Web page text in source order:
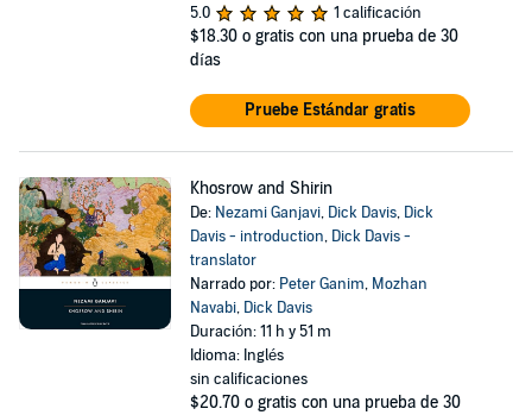
5.0
1 calificación
$18.30 o gratis con una prueba de 30
días
Pruebe Estándar gratis
Khosrow and Shirin
De: Nezami Ganjavi, Dick Davis, Dick
Davis - introduction, Dick Davis -
translator
Narrado por: Peter Ganim, Mozhan
Navabi, Dick Davis
Duración: 11 h y 51 m
Idioma: Inglés
sin calificaciones
$20.70 o gratis con una prueba de 30